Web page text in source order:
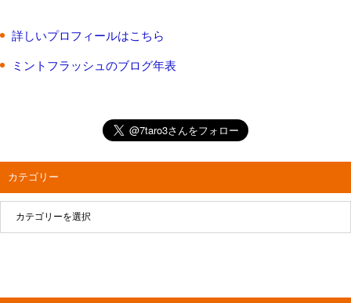
詳しいプロフィールはこちら
ミントフラッシュのブログ年表
カテゴリー